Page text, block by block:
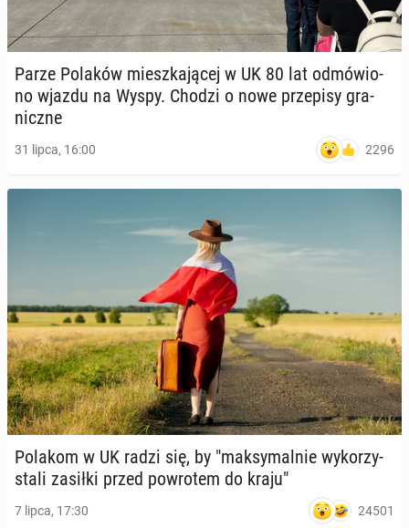
Parze Polaków miesz­ka­ją­cej w UK 80 lat od­mó­wio­
no wjazdu na Wyspy. Chodzi o nowe prze­pi­sy gra­
nicz­ne
31 lipca, 16:00 2296
Polakom w UK radzi się, by "mak­sy­mal­nie wy­ko­rzy­
sta­li zasiłki przed po­wro­tem do kraju"
7 lipca, 17:30 24501